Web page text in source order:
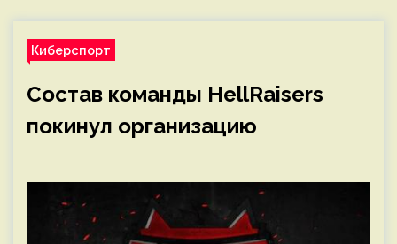
Киберспорт
Состав команды HellRaisers
покинул организацию